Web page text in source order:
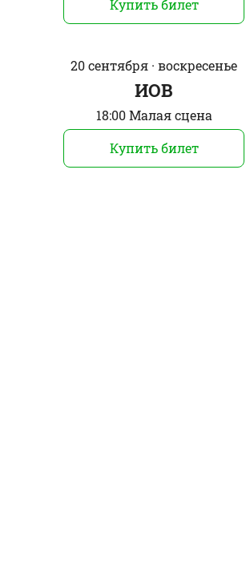
Купить билет
20 сентября · воскресенье
ИОВ
18:00 Малая сцена
Купить билет